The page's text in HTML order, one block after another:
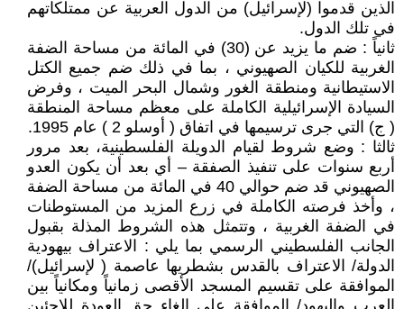
الذين قدموا (لإسرائيل) من الدول العربية عن ممتلكاتهم
في تلك الدول.
ثانياً : ضم ما يزيد عن (30) في المائة من مساحة الضفة
الغربية للكيان الصهيوني ، بما في ذلك ضم جميع الكتل
الاستيطانية ومنطقة الغور وشمال البحر الميت ، وفرض
السيادة الإسرائيلية الكاملة على معظم مساحة المنطقة
( ج) التي جرى ترسيمها في اتفاق ( أوسلو 2 ) عام 1995.
ثالثا : وضع شروط لقيام الدويلة الفلسطينية، بعد مرور
أربع سنوات على تنفيذ الصفقة – أي بعد أن يكون العدو
الصهيوني قد ضم حوالي 40 في المائة من مساحة الضفة
، وأخذ فرصته الكاملة في زرع المزيد من المستوطنات
في الضفة الغربية ، وتتمثل هذه الشروط المذلة بقبول
الجانب الفلسطيني الرسمي بما يلي : الاعتراف بيهودية
الدولة/ الاعتراف بالقدس بشطريها عاصمة ( لإسرائيل)/
الموافقة على تقسيم المسجد الأقصى زمانياً ومكانياً بين